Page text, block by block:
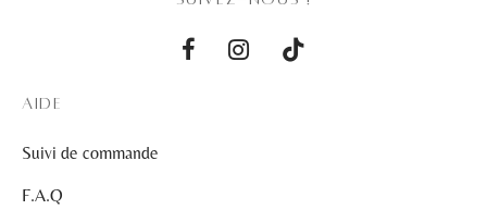
AIDE
Suivi de commande
F.A.Q